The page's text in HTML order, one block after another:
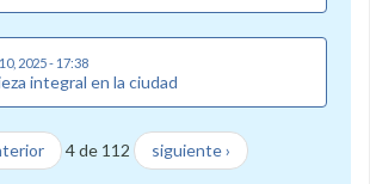
2025 - 17:38
integral en la ciudad
4 de 112 siguiente ›